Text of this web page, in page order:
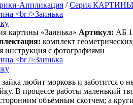
Аппликация /Серия
картины «Заинька» Артикул: АБ
комплект
инструкция с фотографиями
любит морковь и заботится о
В процессе работы маленький
объёмным скотчем; а